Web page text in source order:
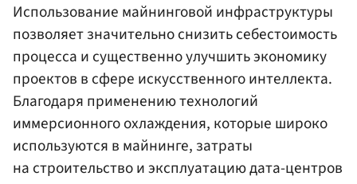
Использование майнинговой инфраструктуры
позволяет значительно снизить себестоимость
процесса и существенно улучшить экономику
проектов в сфере искусственного интеллекта.
Благодаря применению технологий
иммерсионного охлаждения, которые широко
используются в майнинге, затраты
на строительство и эксплуатацию дата-центров